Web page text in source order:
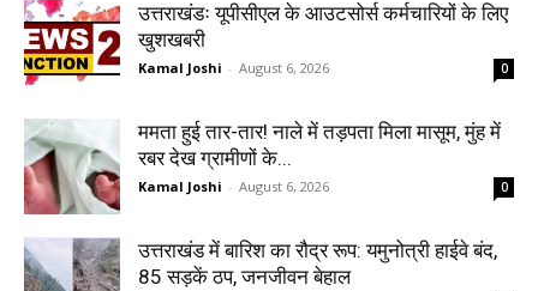
उत्तराखंडः यूपीसीएल के आउटसोर्स कर्मचारियों के लिए
खुशखबरी
Kamal Joshi - August 6, 2026 0
ममता हुई तार-तार! नाले में तड़पता मिला मासूम, मुंह में
रबर देख ग्रामीणों के...
Kamal Joshi - August 6, 2026 0
उत्तराखंड में बारिश का रौद्र रूप: यमुनोत्री हाईवे बंद,
85 सड़कें ठप, जनजीवन बेहाल